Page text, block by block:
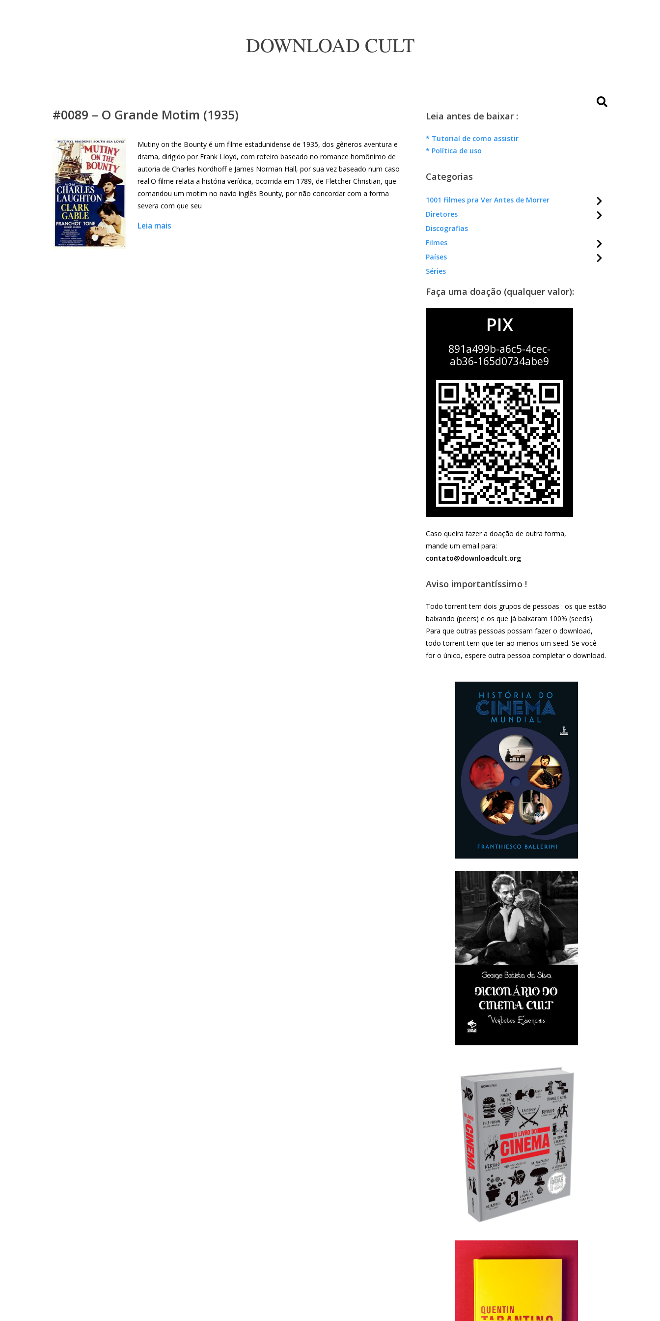
DOWNLOAD CULT
#0089 – O Grande Motim (1935)
Mutiny on the Bounty é um filme estadunidense de 1935, dos gêneros aventura e
drama, dirigido por Frank Lloyd, com roteiro baseado no romance homônimo de
autoria de Charles Nordhoff e James Norman Hall, por sua vez baseado num caso
real.O filme relata a história verídica, ocorrida em 1789, de Fletcher Christian, que
comandou um motim no navio inglês Bounty, por não concordar com a forma
severa com que seu
Leia mais
Leia antes de baixar :
* Tutorial de como assistir
* Política de uso
Categorias
1001 Filmes pra Ver Antes de Morrer
Diretores
Discografias
Filmes
Países
Séries
Faça uma doação (qualquer valor):
PIX
891a499b-a6c5-4cec-
ab36-165d0734abe9
Caso queira fazer a doação de outra forma,
mande um email para:
contato@downloadcult.org
Aviso importantíssimo !
Todo torrent tem dois grupos de pessoas : os que estão
baixando (peers) e os que já baixaram 100% (seeds).
Para que outras pessoas possam fazer o download,
todo torrent tem que ter ao menos um seed. Se você
for o único, espere outra pessoa completar o download.